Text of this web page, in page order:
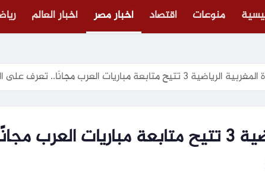
منوعات اقتصاد أخبار مصر أخبار العالم
الرياضية 3 تتيح متابعة مباريات العرب مجانًا.. تعرف على التردد الجديد
قناة المغربية الرياضية 3 تتيح متابعة مباريات